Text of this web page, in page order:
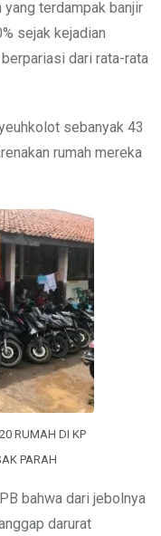
yang terdampak banjir
sejak kejadian
dari rata-rata
sebanyak 43
rumah mereka
RUMAH DI KP
PARAH
bahwa dari jebolnya
darurat